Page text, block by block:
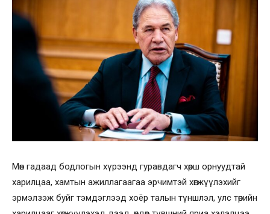
Мөн гадаад бодлогын хүрээнд гуравдагч хөрш орнуудтай
харилцаа, хамтын ажиллагаагаа эрчимтэй хөгжүүлэхийг
эрмэлзэж буйг тэмдэглээд хоёр талын түншлэл, улс төрийн